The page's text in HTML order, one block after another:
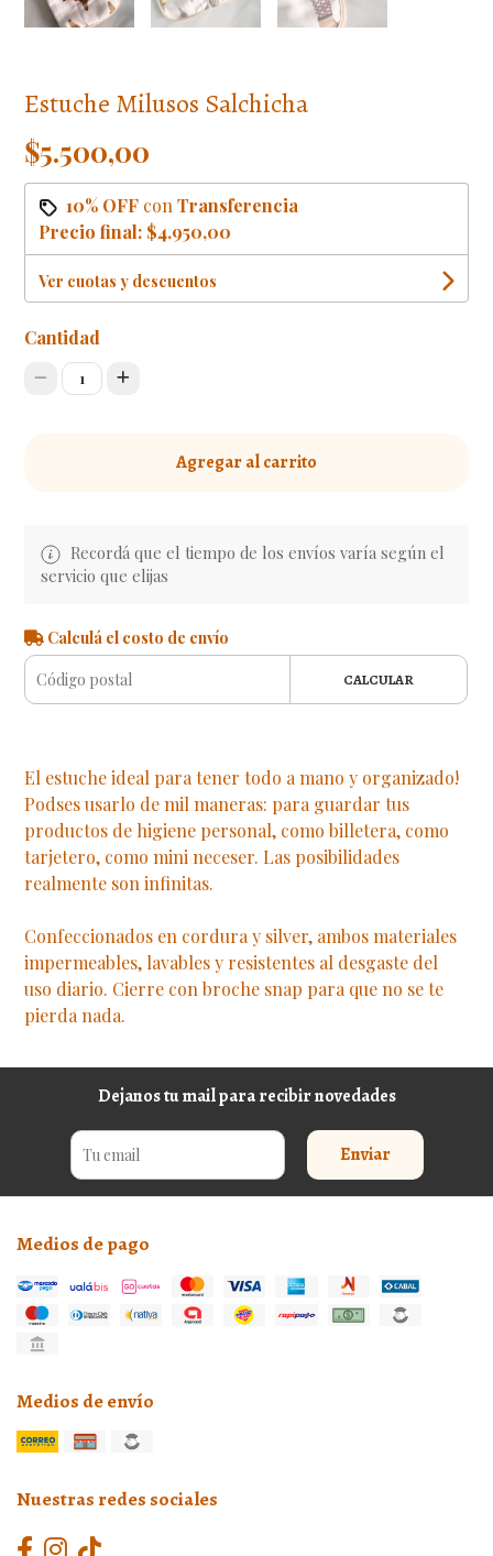
Estuche Milusos Salchicha
$5.500,00
10% OFF conTransferencia
Precio final: $4.950,00
Ver cuotas y descuentos
Cantidad
1
Agregar al carrito
Recordá que el tiempo de los envíos varía según el
servicio que elijas
Calculá el costo de envío
CALCULAR
El estuche ideal para tener todo a mano y organizado!
Podses usarlo de mil maneras: para guardar tus
productos de higiene personal, como billetera, como
tarjetero, como mini neceser. Las posibilidades
realmente son infinitas.
Confeccionados en cordura y silver, ambos materiales
impermeables, lavables y resistentes al desgaste del
uso diario. Cierre con broche snap para que no se te
pierda nada.
Dejanos tu mail para recibir novedades
Enviar
Medios de pago
Medios de envío
Nuestras redes sociales